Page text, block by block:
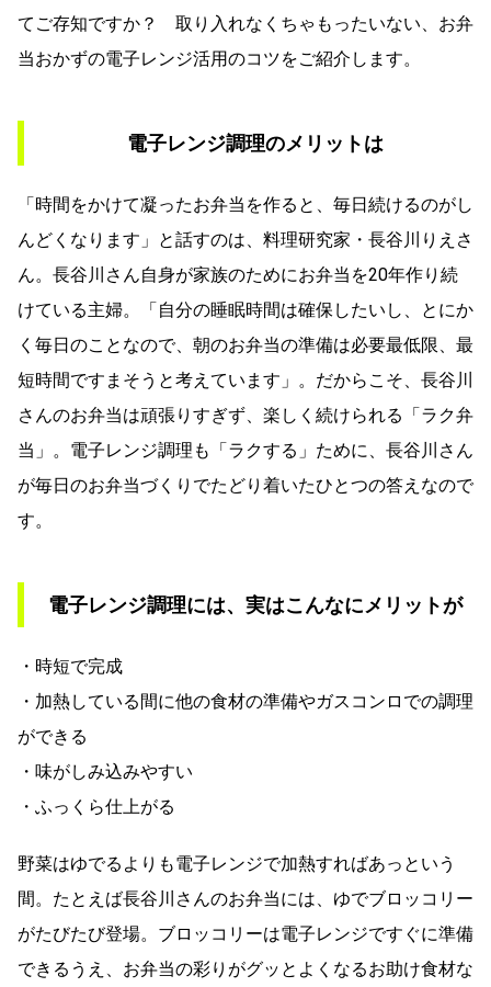
てご存知ですか？ 取り入れなくちゃもったいない、お弁
当おかずの電子レンジ活用のコツをご紹介します。
電子レンジ調理のメリットは
「時間をかけて凝ったお弁当を作ると、毎日続けるのがし
んどくなります」と話すのは、料理研究家・長谷川りえさ
ん。長谷川さん自身が家族のためにお弁当を20年作り続
けている主婦。「自分の睡眠時間は確保したいし、とにか
く毎日のことなので、朝のお弁当の準備は必要最低限、最
短時間ですまそうと考えています」。だからこそ、長谷川
さんのお弁当は頑張りすぎず、楽しく続けられる「ラク弁
当」。電子レンジ調理も「ラクする」ために、長谷川さん
が毎日のお弁当づくりでたどり着いたひとつの答えなので
す。
電子レンジ調理には、実はこんなにメリットが
・時短で完成
・加熱している間に他の食材の準備やガスコンロでの調理
ができる
・味がしみ込みやすい
・ふっくら仕上がる
野菜はゆでるよりも電子レンジで加熱すればあっという
間。たとえば長谷川さんのお弁当には、ゆでブロッコリー
がたびたび登場。ブロッコリーは電子レンジですぐに準備
できるうえ、お弁当の彩りがグッとよくなるお助け食材な